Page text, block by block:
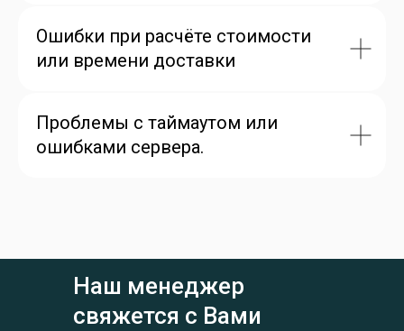
Ошибки при расчёте стоимости
или времени доставки
Проблемы с таймаутом или
ошибками сервера.
Наш менеджер
свяжется с Вами